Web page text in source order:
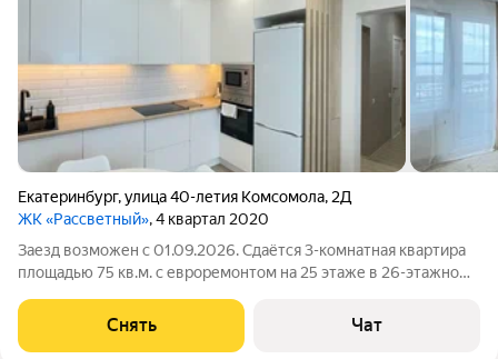
Екатеринбург,улица 40-летия Комсомола, 2Д
ЖК «Рассветный», 4 квартал 2020
Заезд возможен с 01.09.2026. Сдаётся 3-комнатная квартира
площадью 75 кв.м. с евроремонтом на 25 этаже в 26-этажном
Духовой шкаф Стиральная машина Холодильник
Посудомоечная машина
Снять Чат